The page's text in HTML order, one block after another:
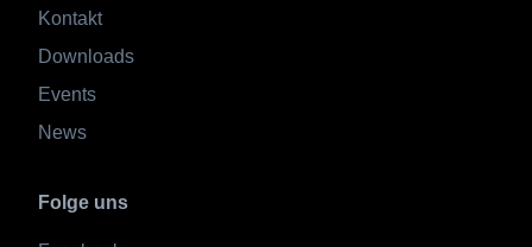
Kontakt
Downloads
Events
News
Folge uns